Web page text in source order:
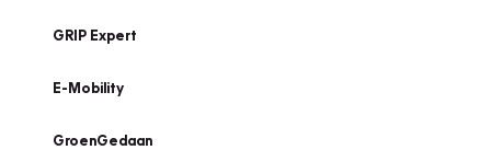
GRIP Expert
E-Mobility
GroenGedaan